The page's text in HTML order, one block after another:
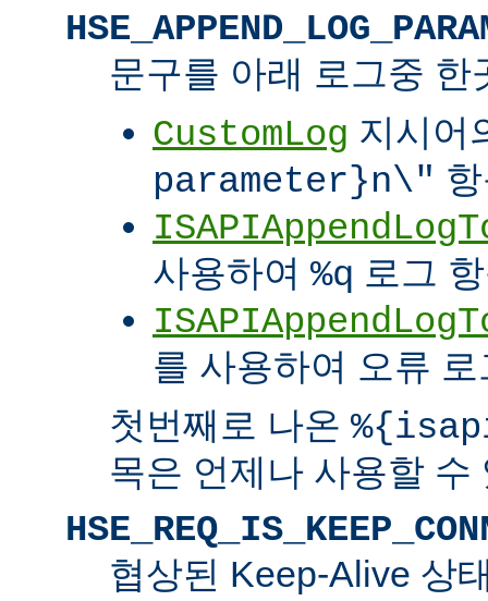
문구를 아래 로그중 한
CustomLog 지시어
parameter}n\"
사용하여 %q 로그
를 사용하여 오류 로
첫번째로 나온
목은 언제나 사용할 수
협상된 Keep-Alive 상